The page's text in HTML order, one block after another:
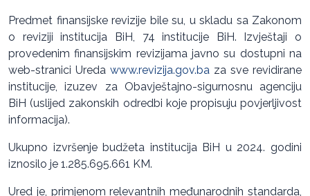
Predmet finansijske revizije bile su, u skladu sa Zakonom
o reviziji institucija BiH, 74 institucije BiH. Izvještaji o
provedenim finansijskim revizijama javno su dostupni na
web-stranici Ureda www.revizija.gov.ba za sve revidirane
institucije, izuzev za Obavještajno-sigurnosnu agenciju
BiH (uslijed zakonskih odredbi koje propisuju povjerljivost
informacija).
Ukupno izvršenje budžeta institucija BiH u 2024. godini
iznosilo je 1.285.695.661 KM.
Ured je, primjenom relevantnih međunarodnih standarda,